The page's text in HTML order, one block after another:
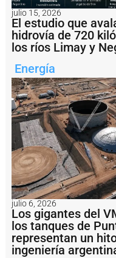
julio 15, 2026
El estudio que
hidrovía de 720
los ríos Limay y
Energía
julio 6, 2026
Los gigantes del
los tanques de
representan un
ingeniería